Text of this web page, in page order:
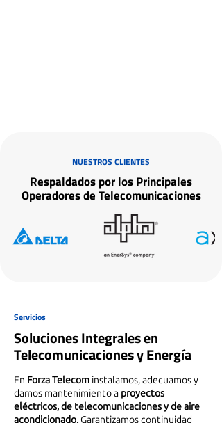
NUESTROS CLIENTES
Respaldados por los Principales
Operadores de Telecomunicaciones
Servicios
Soluciones Integrales en
Telecomunicaciones y Energía
En Forza Telecom instalamos, adecuamos y
damos mantenimiento a proyectos
eléctricos, de telecomunicaciones y de aire
acondicionado.Garantizamos continuidad